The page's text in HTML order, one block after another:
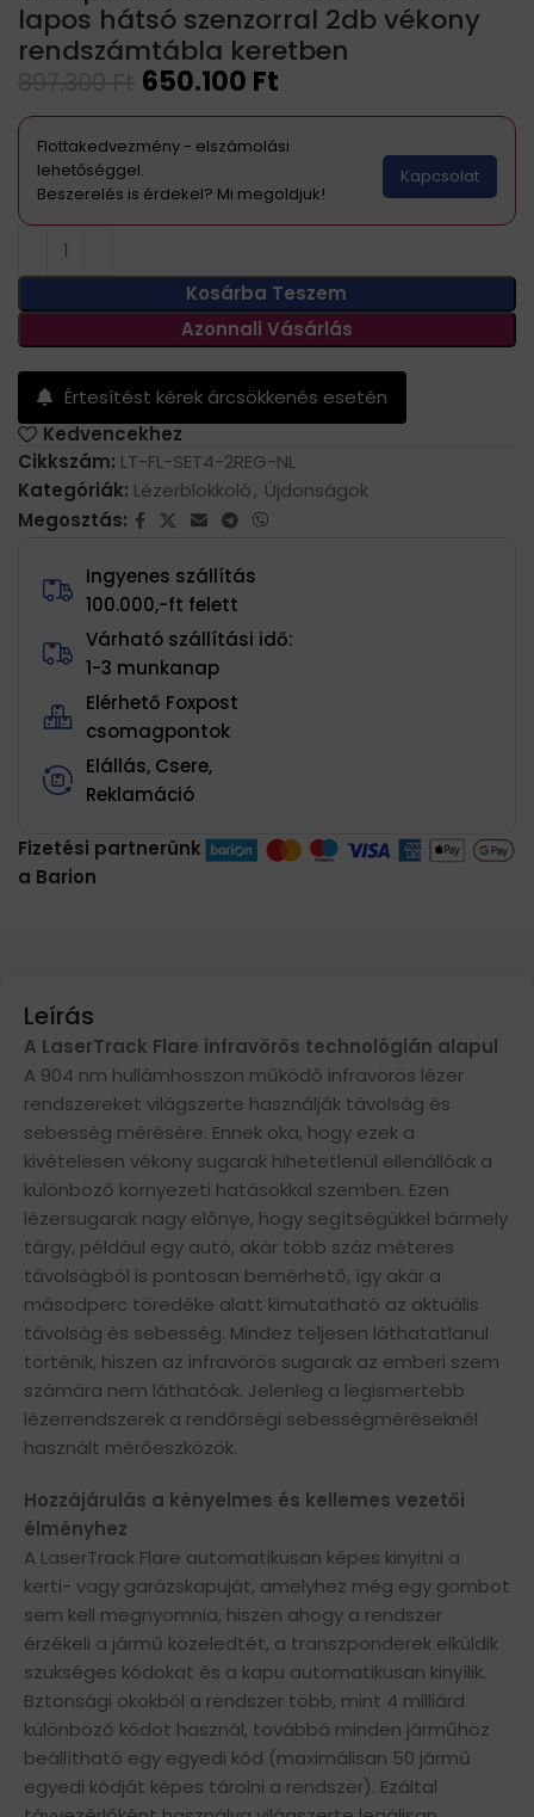
lapos hátsó szenzorral 2db vékony
rendszámtábla keretben
650.100 Ft
Flottakedvezmény - elszámolási
lehetőséggel.
Beszerelés is érdekel? Mi megoldjuk!
Kapcsolat
Kosárba Teszem
Azonnali Vásárlás
Értesítést kérek árcsökkenés esetén
Kedvencekhez
Cikkszám: LT-FL-SET4-2REG-NL
Kategóriák: Lézerblokkoló, Újdonságok
Megosztás:
Ingyenes szállítás
100.000,-ft felett
Várható szállítási idő:
1-3 munkanap
Elérhető Foxpost
csomagpontok
Elállás, Csere,
Reklamáció
Fizetési partnerünk
a Barion
Leírás
A LaserTrack Flare infravörös technológián alapul
A 904 nm hullámhosszon működő infravörös lézer
rendszereket világszerte használják távolság és
sebesség mérésére. Ennek oka, hogy ezek a
kivételesen vékony sugarak hihetetlenül ellenállóak a
különböző környezeti hatásokkal szemben. Ezen
lézersugarak nagy előnye, hogy segítségükkel bármely
tárgy, például egy autó, akár több száz méteres
távolságból is pontosan bemérhető, így akár a
másodperc töredéke alatt kimutatható az aktuális
távolság és sebesség. Mindez teljesen láthatatlanul
történik, hiszen az infravörös sugarak az emberi szem
számára nem láthatóak. Jelenleg a legismertebb
lézerrendszerek a rendőrségi sebességméréseknél
használt mérőeszközök.
Hozzájárulás a kényelmes és kellemes vezetői
élményhez
A LaserTrack Flare automatikusan képes kinyitni a
kerti- vagy garázskapuját, amelyhez még egy gombot
sem kell megnyomnia, hiszen ahogy a rendszer
érzékeli a jármű közeledtét, a transzponderek elküldik
szükséges kódokat és a kapu automatikusan kinyílik.
Bztonsági okokból a rendszer több, mint 4 milliárd
különböző kódot használ, továbbá minden járműhöz
beállítható egy egyedi kód (maximálisan 50 jármű
egyedi kódját képes tárolni a rendszer). Ezáltal